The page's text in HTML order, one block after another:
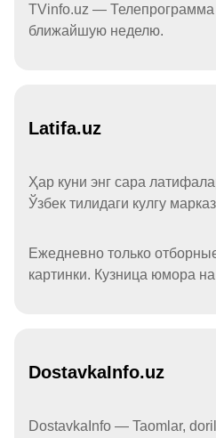
TVinfo.uz — Телепрограмма
ближайшую неделю.
Latifa.uz
Ҳар куни энг сара
Ўзбек тилидаги кулгу
Ежедневно только
картинки. Кузница юмора
DostavkaInfo.uz
DostavkaInfo — Taomlar,